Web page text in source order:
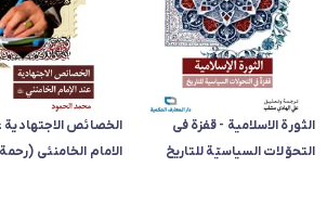
الثورة الاسلامیة - قفزة فی
التحوّلات السیاسیّة للتاریخ
الخصائص الاجتهادیة
الامام الخامنئی (رحمة